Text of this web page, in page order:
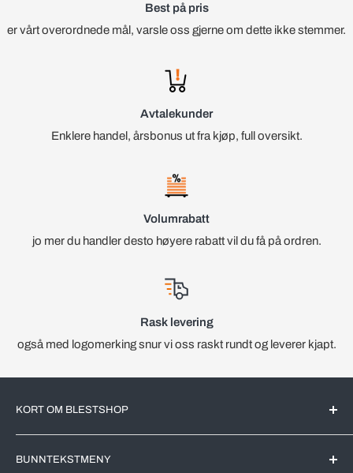
Best på pris
er vårt overordnede mål, varsle oss gjerne om dette ikke stemmer.
Avtalekunder
Enklere handel, årsbonus ut fra kjøp, full oversikt.
Volumrabatt
jo mer du handler desto høyere rabatt vil du få på ordren.
Rask levering
også med logomerking snur vi oss raskt rundt og leverer kjapt.
KORT OM BLESTSHOP
det Norske markedet. All videreforedling av produktene blir
BUNNTEKSTMENY